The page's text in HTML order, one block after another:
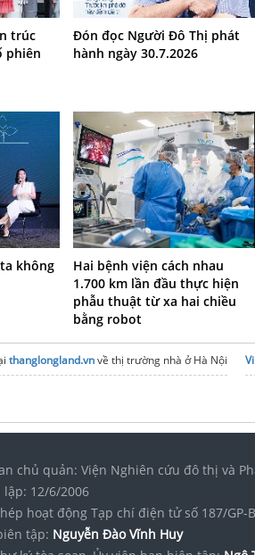
trúc
phiên
Đón đọc Người Đô Thị phát
hành ngày 30.7.2026
không
Hai bệnh viện cách nhau
1.700 km lần đầu thực hiện
phẫu thuật từ xa hai chiều
bằng robot
thanglongland.vnvề thị trường nhà ở Hà Nội
chủ quản: Viện Nghiên cứu đô thị và
lập: 12/6/2006
hoạt động Tạp chí điện tử số 187/GP-
tập: Nguyễn Đào Vĩnh Huy